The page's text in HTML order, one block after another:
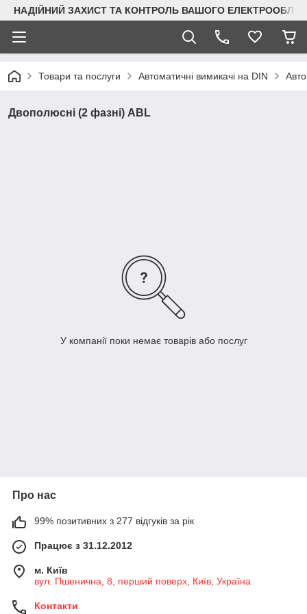
НАДІЙНИЙ ЗАХИСТ ТА КОНТРОЛЬ ВАШОГО
Товари та послуги Автоматичні вимикачі на DIN
Двополюсні (2 фазні) ABL
У компанії поки немає товарів або послуг
Про нас
99% позитивних з 277 відгуків за рік
Працює з 31.12.2012
м. Київ
вул. Пшенична, 8, перший поверх, Київ, Україна
Контакти